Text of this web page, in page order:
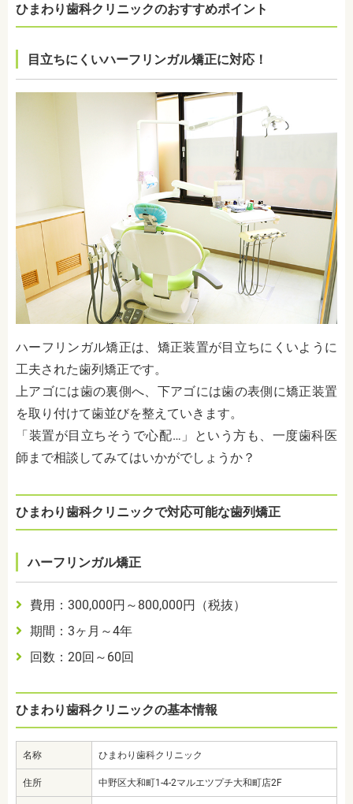
ひまわり歯科クリニックのおすすめポイント
目立ちにくいハーフリンガル矯正に対応！
ハーフリンガル矯正は、矯正装置が目立ちにくいように
工夫された歯列矯正です。
上アゴには歯の裏側へ、下アゴには歯の表側に矯正装置
を取り付けて歯並びを整えていきます。
「装置が目立ちそうで心配…」という方も、一度歯科医
師まで相談してみてはいかがでしょうか？
ひまわり歯科クリニックで対応可能な歯列矯正
ハーフリンガル矯正
費用：300,000円～800,000円（税抜）
期間：3ヶ月～4年
回数：20回～60回
ひまわり歯科クリニックの基本情報
名称 ひまわり歯科クリニック
住所 中野区大和町1-4-2マルエツプチ大和町店2F